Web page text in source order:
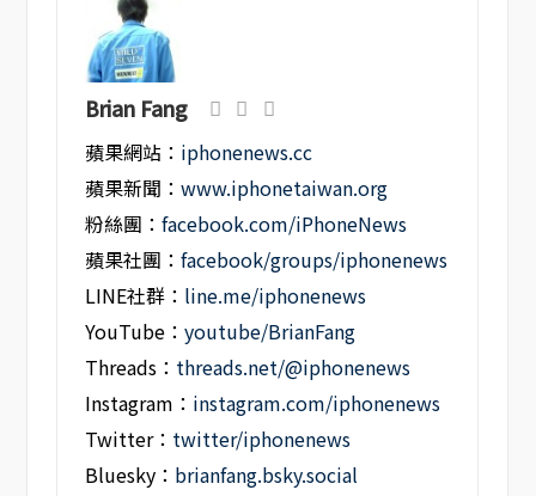
Brian Fang
蘋果網站： iphonenews.cc
蘋果新聞：www.iphonetaiwan.org
粉絲團：facebook.com/iPhoneNews
蘋果社團：facebook/groups/iphonenews
LINE社群： line.me/iphonenews
YouTube：youtube/BrianFang
Threads： threads.net/@iphonenews
Instagram： instagram.com/iphonenews
Twitter： twitter/iphonenews
Bluesky： brianfang.bsky.social